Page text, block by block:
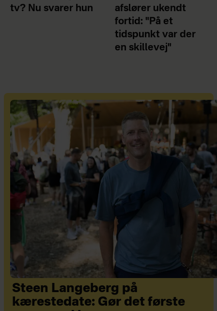
tv? Nu svarer hun
afslører ukendt
fortid: "På et
tidspunkt var der
en skillevej"
Steen Langeberg på
kærestedate: Gør det første